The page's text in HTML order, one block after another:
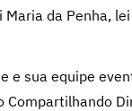
Maria da Penha,
e sua equipe
Compartilhando